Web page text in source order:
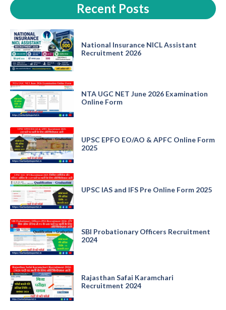
Recent Posts
National Insurance NICL Assistant
Recruitment 2026
NTA UGC NET June 2026 Examination
Online Form
UPSC EPFO EO/AO & APFC Online Form
2025
UPSC IAS and IFS Pre Online Form 2025
SBI Probationary Officers Recruitment
2024
Rajasthan Safai Karamchari
Recruitment 2024